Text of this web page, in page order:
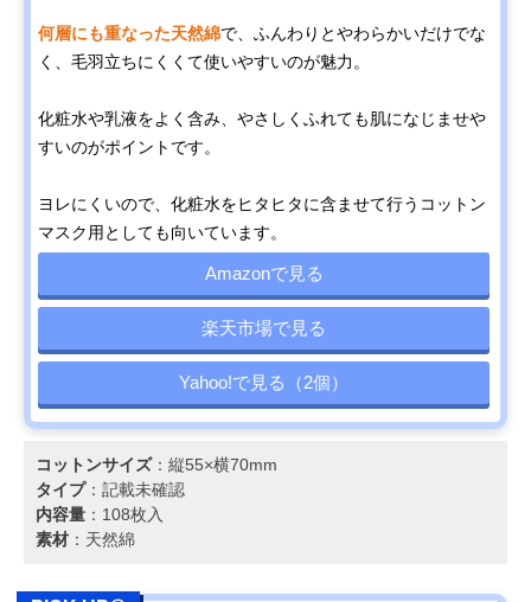
何層にも重なった天然綿で、ふんわりとやわらかいだけでな
く、毛羽立ちにくくて使いやすいのが魅力。
化粧水や乳液をよく含み、やさしくふれても肌になじませや
すいのがポイントです。
ヨレにくいので、化粧水をヒタヒタに含ませて行うコットン
マスク用としても向いています。
Amazonで見る
楽天市場で見る
Yahoo!で見る（2個）
コットンサイズ：縦55×横70mm
タイプ：記載未確認
内容量 ：108枚入
素材 ：天然綿